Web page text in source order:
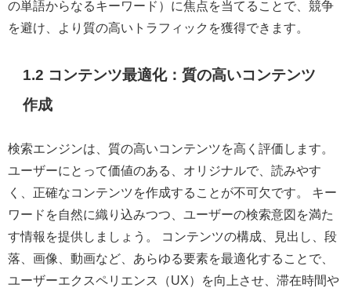
の単語からなるキーワード）に焦点を当てることで、競争
を避け、より質の高いトラフィックを獲得できます。
1.2 コンテンツ最適化：質の高いコンテンツ
作成
検索エンジンは、質の高いコンテンツを高く評価します。
ユーザーにとって価値のある、オリジナルで、読みやす
く、正確なコンテンツを作成することが不可欠です。 キー
ワードを自然に織り込みつつ、ユーザーの検索意図を満た
す情報を提供しましょう。 コンテンツの構成、見出し、段
落、画像、動画など、あらゆる要素を最適化することで、
ユーザーエクスペリエンス（UX）を向上させ、滞在時間や